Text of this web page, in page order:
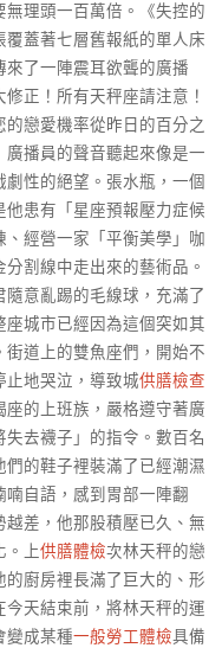
理頭一百萬倍。《失控的
蓋著七層舊報紙的單人床
來了一陣震耳欲聾的廣播
正！所有天秤座請注意！
的戀愛機率從昨日的百分之
播員的聲音聽起來像是一
性的絕望。張水瓶，一個
患有「星座預報壓力症候
經營一家「平衡美學」咖
割線中走出來的藝術品。
意亂踢的毛線球，充滿了
城市已經因為這個突如其
道上的雙魚座們，開始不
止地哭泣，導致城供膳檢查
的上班族，嚴格遵守著廣
去襪子」的指令。數百名
的鞋子裡裝滿了已經潮濕
自語，感到胃部一陣翻
差，他那股積壓已久、無
。上供膳體檢次林天秤的戀
廚房裡長滿了巨大的、形
天結束前，將林天秤的運
變成某種一般勞工體檢具備